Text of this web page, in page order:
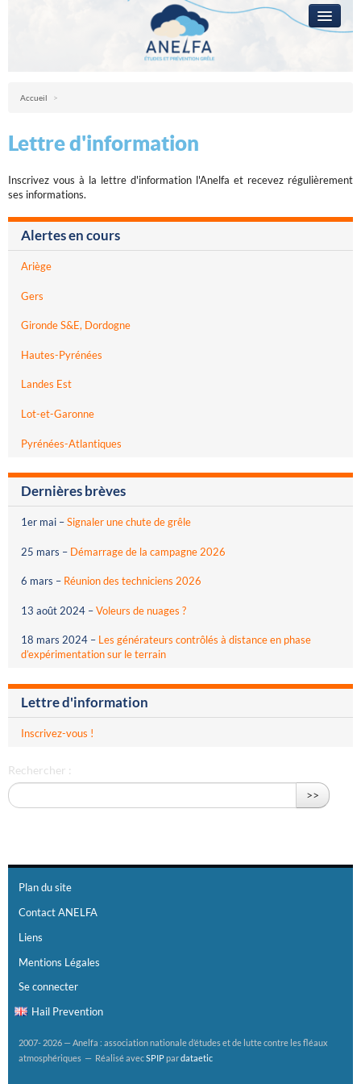
CAMPAGNE
Accueil >
Lettre d'information
Inscrivez vous à la lettre d'information l'Anelfa et recevez régulièrement
ses informations.
Alertes en cours
Ariège
Gers
Gironde S&E, Dordogne
Hautes-Pyrénées
Landes Est
Lot-et-Garonne
Pyrénées-Atlantiques
Dernières brèves
1er mai –Signaler une chute de grêle
25 mars – Démarrage de la campagne 2026
6 mars – Réunion des techniciens 2026
13 août 2024 –Voleurs de nuages ?
18 mars 2024 – Les générateurs contrôlés à distance en phase
d’expérimentation sur le terrain
Lettre d'information
Inscrivez-vous !
Rechercher :
>>
Plan du site
Contact ANELFA
Liens
Mentions Légales
Se connecter
Hail Prevention
2007- 2026 — Anelfa : association nationale d’études et de lutte contre les fléaux
atmosphériques — Réalisé avecSPIPpardataetic